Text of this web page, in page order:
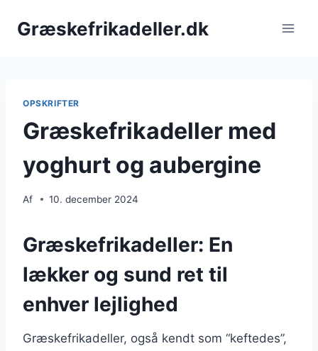
Græskefrikadeller.dk
OPSKRIFTER
Græskefrikadeller med
yoghurt og aubergine
Af 10. december 2024
Græskefrikadeller: En
lækker og sund ret til
enhver lejlighed
Græskefrikadeller, også kendt som “keftedes”,